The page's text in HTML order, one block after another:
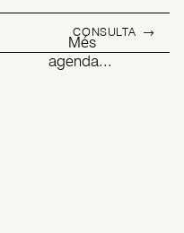
Més
agenda...
CONSULTA →